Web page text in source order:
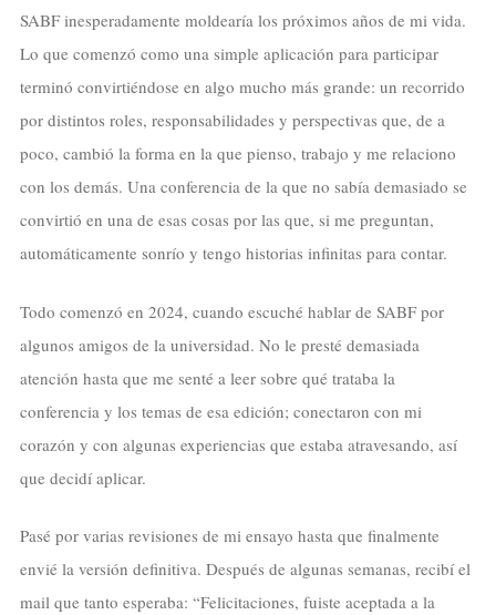
SABF inesperadamente moldearía los próximos años de mi vida.
Lo que comenzó como una simple aplicación para participar
terminó convirtiéndose en algo mucho más grande: un recorrido
por distintos roles, responsabilidades y perspectivas que, de a
poco, cambió la forma en la que pienso, trabajo y me relaciono
con los demás. Una conferencia de la que no sabía demasiado se
convirtió en una de esas cosas por las que, si me preguntan,
automáticamente sonrío y tengo historias infinitas para contar.
Todo comenzó en 2024, cuando escuché hablar de SABF por
algunos amigos de la universidad. No le presté demasiada
atención hasta que me senté a leer sobre qué trataba la
conferencia y los temas de esa edición; conectaron con mi
corazón y con algunas experiencias que estaba atravesando, así
que decidí aplicar.
Pasé por varias revisiones de mi ensayo hasta que finalmente
envié la versión definitiva. Después de algunas semanas, recibí el
mail que tanto esperaba: “Felicitaciones, fuiste aceptada a la